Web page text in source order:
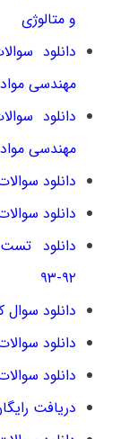
و متالوژی
مهندسی مواد
مهندسی مواد
دانلود
دانلود
دانلود
۹۲-۹۳
دانلود
دانلود
دانلود
دریافت